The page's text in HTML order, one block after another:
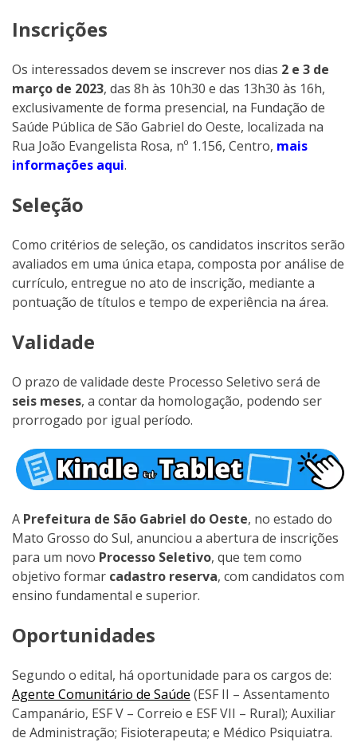
Inscrições
Os interessados devem se inscrever nos dias 2 e 3 de
março de 2023, das 8h às 10h30 e das 13h30 às 16h,
exclusivamente de forma presencial, na Fundação de
Saúde Pública de São Gabriel do Oeste, localizada na
Rua João Evangelista Rosa, nº 1.156, Centro, mais
informações aqui.
Seleção
Como critérios de seleção, os candidatos inscritos serão
avaliados em uma única etapa, composta por análise de
currículo, entregue no ato de inscrição, mediante a
pontuação de títulos e tempo de experiência na área.
Validade
O prazo de validade deste Processo Seletivo será de
seis meses, a contar da homologação, podendo ser
prorrogado por igual período.
A Prefeitura de São Gabriel do Oeste, no estado do
Mato Grosso do Sul, anunciou a abertura de inscrições
para um novo Processo Seletivo, que tem como
objetivo formar cadastro reserva, com candidatos com
ensino fundamental e superior.
Oportunidades
Segundo o edital, há oportunidade para os cargos de:
Agente Comunitário de Saúde (ESF II – Assentamento
Campanário, ESF V – Correio e ESF VII – Rural); Auxiliar
de Administração; Fisioterapeuta; e Médico Psiquiatra.